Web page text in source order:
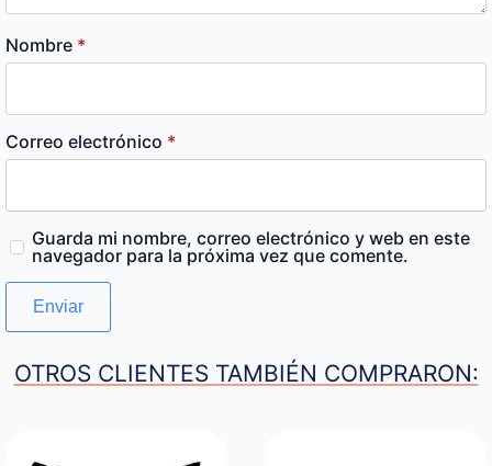
Nombre *
Correo electrónico *
Guarda mi nombre, correo electrónico y web en este
navegador para la próxima vez que comente.
OTROS CLIENTES TAMBIÉN COMPRARON: